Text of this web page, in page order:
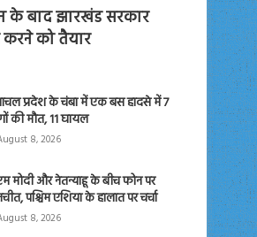
के बाद झारखंड सरकार
करने को तैयार
प्रदेश के चंबा में एक बस हादसे में 7
की मौत, 11 घायल
8, 2026
मोदी और नेतन्याहू के बीच फोन पर
पश्चिम एशिया के हालात पर चर्चा
8, 2026